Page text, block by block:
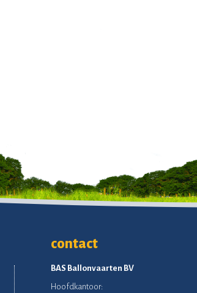
contact
BAS Ballonvaarten BV
Hoofdkantoor: